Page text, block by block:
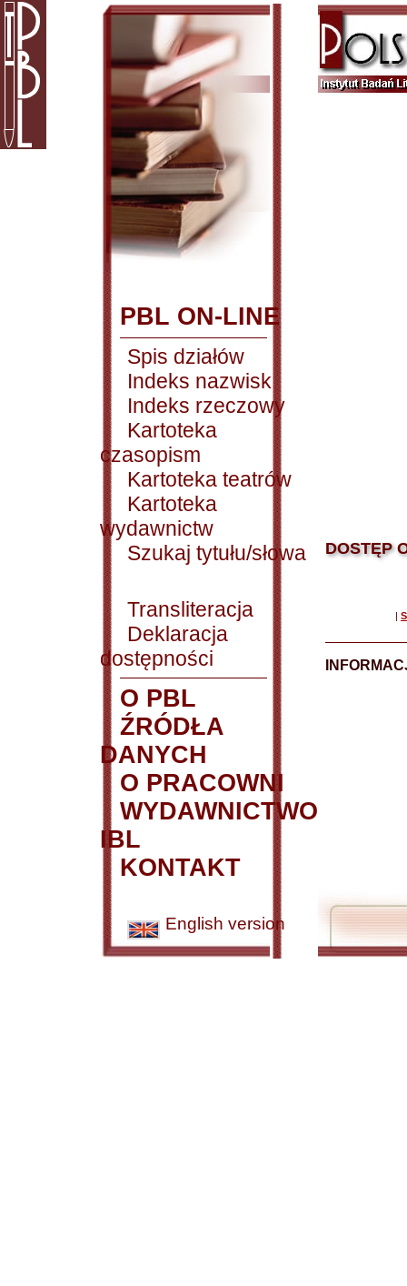
PBL ON-LINE
Spis działów
Indeks nazwisk
Indeks rzeczowy
Kartoteka
czasopism
Kartoteka teatrów
Kartoteka
wydawnictw
Szukaj tytułu/słowa
Transliteracja
Deklaracja
dostępności
O PBL
ŹRÓDŁA
DANYCH
O PRACOWNI
WYDAWNICTWO
IBL
KONTAKT
English version
DOSTĘP
|